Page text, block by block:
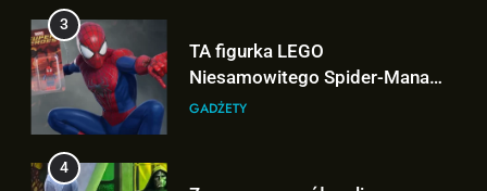
5
„DUŻE DZIECI 3” OFICJALNIE w
produkcji Netflixa!
6
Nowe szczegoły o żonie
4
Znamy szczegóły roli
Deadpoola Ryan Reynoldsa w
„AVENGERS: DOOMSDAY”!
FILMY
5